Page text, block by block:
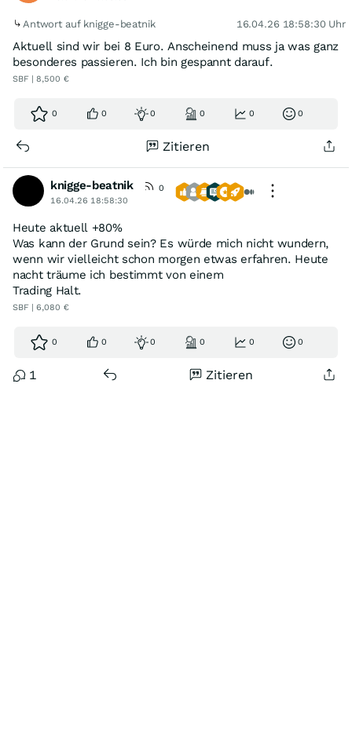
Antwort auf knigge-beatnik 16.04.26 18:58:30 Uhr
Aktuell sind wir bei 8 Euro. Anscheinend muss ja was ganz
besonderes passieren. Ich bin gespannt darauf.
SBF | 8,500 €
0 0 0 0 0 0
Zitieren
knigge-beatnik
0
16.04.26 18:58:30
Heute aktuell +80%
Was kann der Grund sein? Es würde mich nicht wundern,
wenn wir vielleicht schon morgen etwas erfahren. Heute
nacht träume ich bestimmt von einem
Trading Halt.
SBF | 6,080 €
0 0 0 0 0 0
1 Zitieren